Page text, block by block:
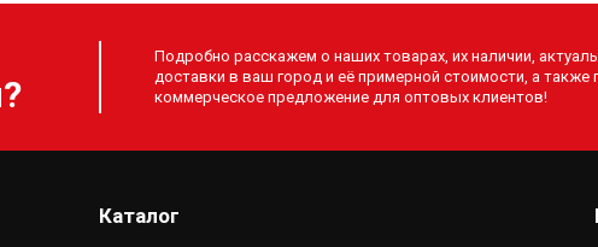
Подробно расскажем о наших товарах, их наличии,
доставки в ваш город и её примерной стоимости, а также
коммерческое предложение для оптовых клиентов!
Каталог